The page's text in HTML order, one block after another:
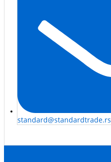
standard@standardtrade.rs